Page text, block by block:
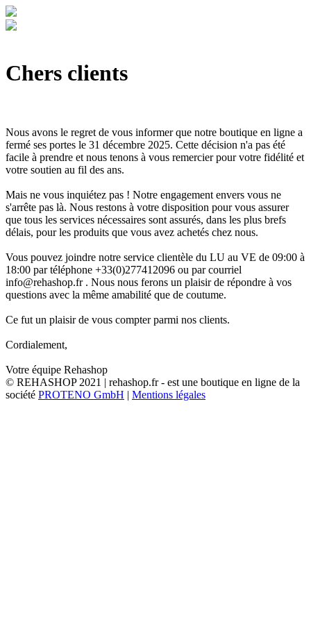
Chers clients
Nous avons le regret de vous informer que notre boutique en ligne a
fermé ses portes le 31 décembre 2025. Cette décision n'a pas été
facile à prendre et nous tenons à vous remercier pour votre fidélité et
votre soutien au fil des ans.
Mais ne vous inquiétez pas ! Notre engagement envers vous ne
s'arrête pas là. Nous restons à votre disposition pour vous assurer
que tous les services nécessaires sont assurés, dans les plus brefs
délais, pour les produits que vous avez achetés chez nous.
Vous pouvez joindre notre service clientèle du LU au VE de 09:00 à
18:00 par téléphone +33(0)277412096 ou par courriel
info@rehashop.fr. Nous nous ferons un plaisir de répondre à vos
questions avec la même amabilité que de coutume.
Ce fut un plaisir de vous compter parmi nos clients.
Cordialement,
Votre équipe Rehashop
© REHASHOP 2021 | rehashop.fr - est une boutique en ligne de la
société PROTENO GmbH | Mentions légales